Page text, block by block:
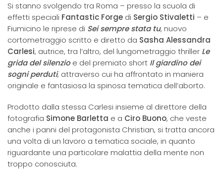
Si stanno svolgendo tra Roma – presso la scuola di
effetti speciali Fantastic Forge di Sergio Stivaletti – e
Fiumicino le riprese di Sei sempre stata tu, nuovo
cortometraggio scritto e diretto da Sasha Alessandra
Carlesi, autrice, tra l’altro, del lungometraggio thriller Le
grida del silenzioe del premiato short Il giardino dei
sogni perduti, attraverso cui ha affrontato in maniera
originale e fantasiosa la spinosa tematica dell’aborto.
Prodotto dalla stessa Carlesi insieme al direttore della
fotografia Simone Barletta e a Ciro Buono, che veste
anche i panni del protagonista Christian, si tratta ancora
una volta di un lavoro a tematica sociale, in quanto
riguardante una particolare malattia della mente non
troppo conosciuta.